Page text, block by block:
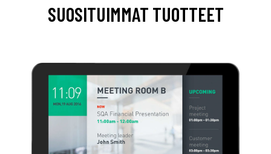
SUOSITUIMMAT TUOTTEET